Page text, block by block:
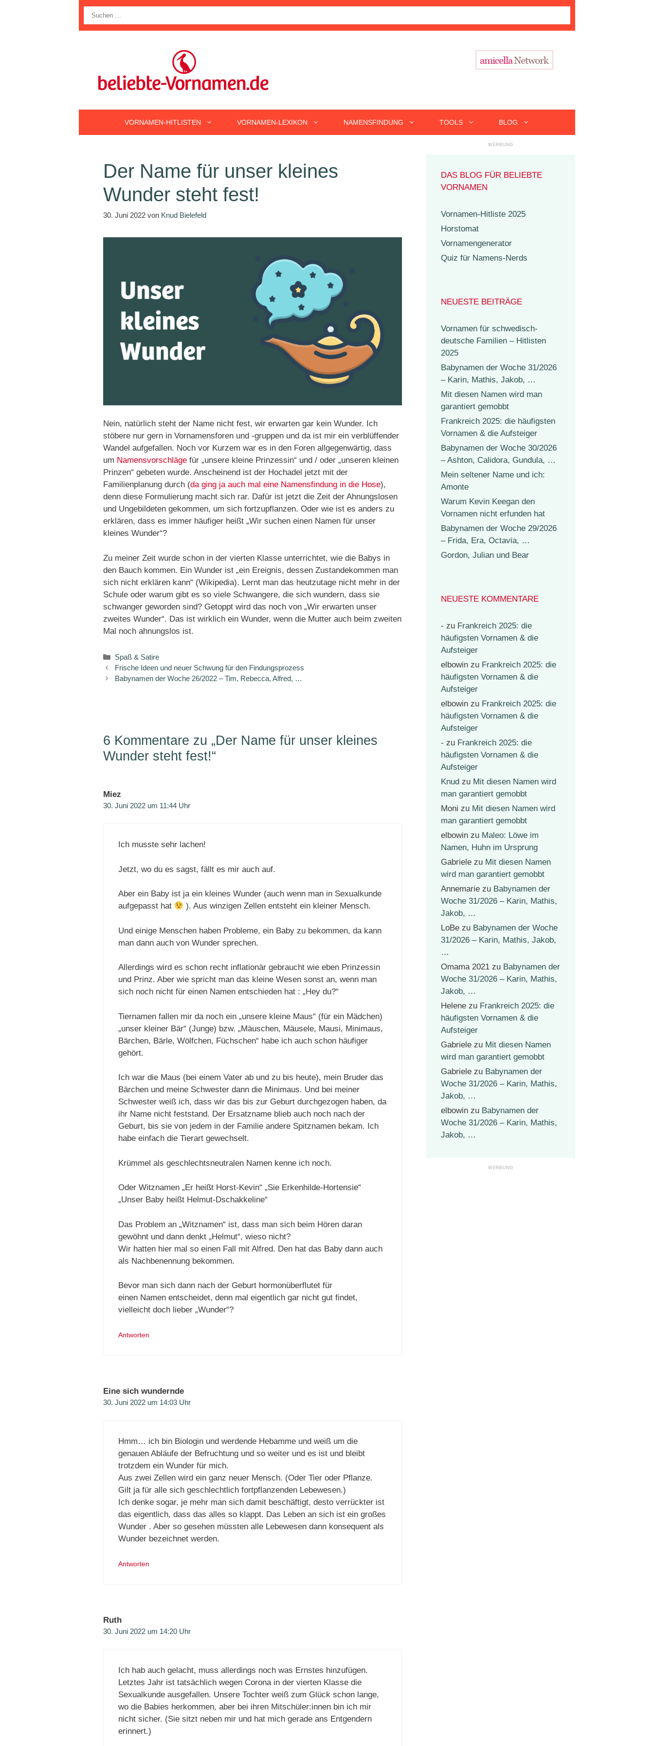
nach:
VORNAMEN-HITLISTEN VORNAMEN-LEXIKON NAMENSFINDUNG TOOLS BLOG
Der Name für unser kleines
Wunder steht fest!
30. Juni 2022 von Knud Bielefeld
Nein, natürlich steht der Name nicht fest, wir erwarten gar kein Wunder. Ich
stöbere nur gern in Vornamensforen und -gruppen und da ist mir ein verblüffender
Wandel aufgefallen. Noch vor Kurzem war es in den Foren allgegenwärtig, dass
um Namensvorschläge für „unsere kleine Prinzessin“ und / oder „unseren kleinen
Prinzen“ gebeten wurde. Anscheinend ist der Hochadel jetzt mit der
Familienplanung durch (da ging ja auch mal eine Namensfindung in die Hose),
denn diese Formulierung macht sich rar. Dafür ist jetzt die Zeit der Ahnungslosen
und Ungebildeten gekommen, um sich fortzupflanzen. Oder wie ist es anders zu
erklären, dass es immer häufiger heißt „Wir suchen einen Namen für unser
kleines Wunder“?
Zu meiner Zeit wurde schon in der vierten Klasse unterrichtet, wie die Babys in
den Bauch kommen. Ein Wunder ist „ein Ereignis, dessen Zustandekommen man
sich nicht erklären kann“ (Wikipedia). Lernt man das heutzutage nicht mehr in der
Schule oder warum gibt es so viele Schwangere, die sich wundern, dass sie
schwanger geworden sind? Getoppt wird das noch von „Wir erwarten unser
zweites Wunder“. Das ist wirklich ein Wunder, wenn die Mutter auch beim zweiten
Mal noch ahnungslos ist.
Kategorien
Spaß & Satire
Frische Ideen und neuer Schwung für den Findungsprozess
Babynamen der Woche 26/2022 – Tim, Rebecca, Alfred, …
6 Kommentare zu „Der Name für unser kleines
Wunder steht fest!“
Miez
30. Juni 2022 um 11:44 Uhr
Ich musste sehr lachen!
Jetzt, wo du es sagst, fällt es mir auch auf.
Aber ein Baby ist ja ein kleines Wunder (auch wenn man in Sexualkunde
aufgepasst hat
). Aus winzigen Zellen entsteht ein kleiner Mensch.
Und einige Menschen haben Probleme, ein Baby zu bekommen, da kann
man dann auch von Wunder sprechen.
Allerdings wird es schon recht inflationär gebraucht wie eben Prinzessin
und Prinz. Aber wie spricht man das kleine Wesen sonst an, wenn man
sich noch nicht für einen Namen entschieden hat : „Hey du?“
Tiernamen fallen mir da noch ein „unsere kleine Maus“ (für ein Mädchen)
„unser kleiner Bär“ (Junge) bzw. „Mäuschen, Mäusele, Mausi, Minimaus,
Bärchen, Bärle, Wölfchen, Füchschen“ habe ich auch schon häufiger
gehört.
Ich war die Maus (bei einem Vater ab und zu bis heute), mein Bruder das
Bärchen und meine Schwester dann die Minimaus. Und bei meiner
Schwester weiß ich, dass wir das bis zur Geburt durchgezogen haben, da
ihr Name nicht feststand. Der Ersatzname blieb auch noch nach der
Geburt, bis sie von jedem in der Familie andere Spitznamen bekam. Ich
habe einfach die Tierart gewechselt.
Krümmel als geschlechtsneutralen Namen kenne ich noch.
Oder Witznamen „Er heißt Horst-Kevin“ „Sie Erkenhilde-Hortensie“
„Unser Baby heißt Helmut-Dschakkeline“
Das Problem an „Witznamen“ ist, dass man sich beim Hören daran
gewöhnt und dann denkt „Helmut“, wieso nicht?
Wir hatten hier mal so einen Fall mit Alfred. Den hat das Baby dann auch
als Nachbenennung bekommen.
Bevor man sich dann nach der Geburt hormonüberflutet für
einen Namen entscheidet, denn mal eigentlich gar nicht gut findet,
vielleicht doch lieber „Wunder“?
Antworten
Eine sich wundernde
30. Juni 2022 um 14:03 Uhr
Hmm… ich bin Biologin und werdende Hebamme und weiß um die
genauen Abläufe der Befruchtung und so weiter und es ist und bleibt
trotzdem ein Wunder für mich.
Aus zwei Zellen wird ein ganz neuer Mensch. (Oder Tier oder Pflanze.
Gilt ja für alle sich geschlechtlich fortpflanzenden Lebewesen.)
Ich denke sogar, je mehr man sich damit beschäftigt, desto verrückter ist
das eigentlich, dass das alles so klappt. Das Leben an sich ist ein großes
Wunder . Aber so gesehen müssten alle Lebewesen dann konsequent als
Wunder bezeichnet werden.
Antworten
Ruth
30. Juni 2022 um 14:20 Uhr
Ich hab auch gelacht, muss allerdings noch was Ernstes hinzufügen.
Letztes Jahr ist tatsächlich wegen Corona in der vierten Klasse die
Sexualkunde ausgefallen. Unsere Tochter weiß zum Glück schon lange,
wo die Babies herkommen, aber bei ihren Mitschüler:innen bin ich mir
nicht sicher. (Sie sitzt neben mir und hat mich gerade ans Entgendern
erinnert.)
DAS BLOG FÜR BELIEBTE
VORNAMEN
Vornamen-Hitliste 2025
Horstomat
Vornamengenerator
Quiz für Namens-Nerds
NEUESTE BEITRÄGE
Vornamen für schwedisch-
deutsche Familien – Hitlisten
2025
Babynamen der Woche 31/2026
– Karin, Mathis, Jakob, …
Mit diesen Namen wird man
garantiert gemobbt
Frankreich 2025: die häufigsten
Vornamen & die Aufsteiger
Babynamen der Woche 30/2026
– Ashton, Calidora, Gundula, …
Mein seltener Name und ich:
Amonte
Warum Kevin Keegan den
Vornamen nicht erfunden hat
Babynamen der Woche 29/2026
– Frida, Era, Octavia, …
Gordon, Julian und Bear
NEUESTE KOMMENTARE
- zu Frankreich 2025: die
häufigsten Vornamen & die
Aufsteiger
elbowin zu Frankreich 2025: die
häufigsten Vornamen & die
Aufsteiger
elbowin zu Frankreich 2025: die
häufigsten Vornamen & die
Aufsteiger
- zu Frankreich 2025: die
häufigsten Vornamen & die
Aufsteiger
Knud zu Mit diesen Namen wird
man garantiert gemobbt
Moni zu Mit diesen Namen wird
man garantiert gemobbt
elbowin zu Maleo: Löwe im
Namen, Huhn im Ursprung
Gabriele zu Mit diesen Namen
wird man garantiert gemobbt
Annemarie zu Babynamen der
Woche 31/2026 – Karin, Mathis,
Jakob, …
LoBe zu Babynamen der Woche
31/2026 – Karin, Mathis, Jakob,
…
Omama 2021 zu Babynamen der
Woche 31/2026 – Karin, Mathis,
Jakob, …
Helene zu Frankreich 2025: die
häufigsten Vornamen & die
Aufsteiger
Gabriele zu Mit diesen Namen
wird man garantiert gemobbt
Gabriele zu Babynamen der
Woche 31/2026 – Karin, Mathis,
Jakob, …
elbowin zu Babynamen der
Woche 31/2026 – Karin, Mathis,
Jakob, …